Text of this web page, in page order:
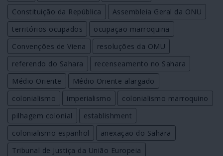
Constituição da República
Assembleia Geral da ONU
territórios ocupados
ocupação marroquina
Convenções de Viena
resoluções da OMU
referendo do Sahara
recenseamento no Sahara
Médio Oriente
Médio Oriente alargado
colonialismo
imperialismo
colonialismo marroquino
pilhagem colonial
establishment
colonialismo espanhol
anexação do Sahara
Tribunal de Justiça da União Europeia